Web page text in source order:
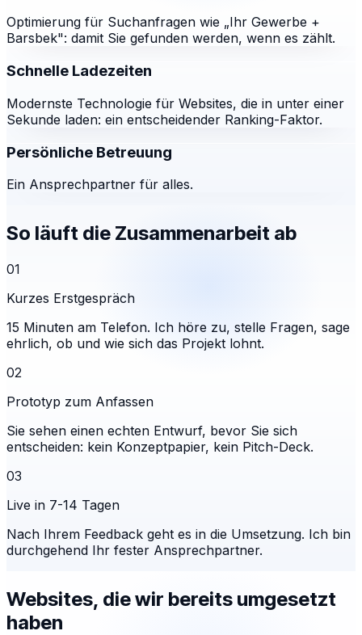
Optimierung für Suchanfragen wie „Ihr Gewerbe +
Barsbek": damit Sie gefunden werden, wenn es zählt.
Schnelle Ladezeiten
Modernste Technologie für Websites, die in unter einer
Sekunde laden: ein entscheidender Ranking-Faktor.
Persönliche Betreuung
Ein Ansprechpartner für alles.
So läuft die Zusammenarbeit ab
01
Kurzes Erstgespräch
15 Minuten am Telefon. Ich höre zu, stelle Fragen, sage
ehrlich, ob und wie sich das Projekt lohnt.
02
Prototyp zum Anfassen
Sie sehen einen echten Entwurf, bevor Sie sich
entscheiden: kein Konzeptpapier, kein Pitch-Deck.
03
Live in 7-14 Tagen
Nach Ihrem Feedback geht es in die Umsetzung. Ich bin
durchgehend Ihr fester Ansprechpartner.
Websites, die wir bereits umgesetzt
haben